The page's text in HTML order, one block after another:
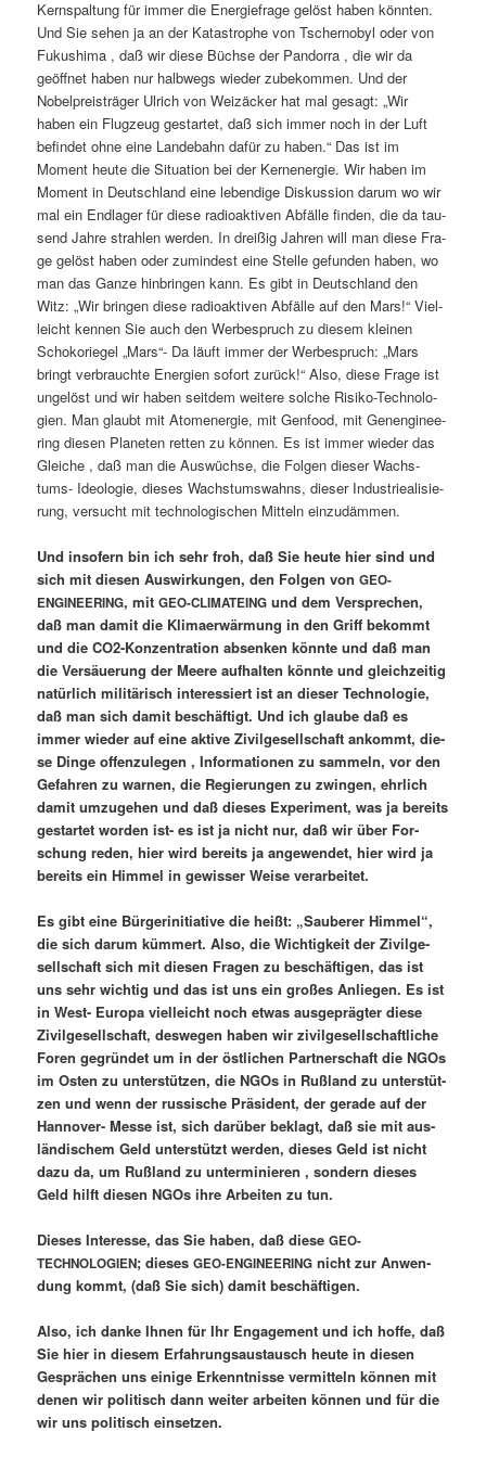
Kern­spal­tung für immer die Ener­gie­fra­ge gelöst haben könn­ten.
Und Sie sehen ja an der Kata­stro­phe von Tscher­no­byl oder von
Fuku­shi­ma , daß wir die­se Büch­se der Pan­dor­ra , die wir da
geöff­net haben nur halb­wegs wie­der zube­kom­men. Und der
Nobel­preis­trä­ger Ulrich von Weiz­äcker hat mal gesagt: „Wir
haben ein Flug­zeug gestar­tet, daß sich immer noch in der Luft
befin­det ohne eine Lan­de­bahn dafür zu haben.“ Das ist im
Moment heu­te die Situa­ti­on bei der Kern­ener­gie. Wir haben im
Moment in Deutsch­land eine leben­di­ge Dis­kus­si­on dar­um wo wir
mal ein End­la­ger für die­se radio­ak­ti­ven Abfäl­le fin­den, die da tau­
send Jah­re strah­len wer­den. In drei­ßig Jah­ren will man die­se Fra­
ge gelöst haben oder zumin­dest eine Stel­le gefun­den haben, wo
man das Gan­ze hin­brin­gen kann. Es gibt in Deutsch­land den
Witz: „Wir brin­gen die­se radio­ak­ti­ven Abfäl­le auf den Mars!“ Viel­
leicht ken­nen Sie auch den Wer­be­spruch zu die­sem klei­nen
Scho­ko­rie­gel „Mars“- Da läuft immer der Wer­be­spruch: „Mars
bringt ver­brauch­te Ener­gien sofort zurück!“ Also, die­se Fra­ge ist
unge­löst und wir haben seit­dem wei­te­re sol­che Risi­ko-Tech­no­lo­
gien. Man glaubt mit Atom­ener­gie, mit Gen­food, mit Genen­gi­nee­
ring die­sen Pla­ne­ten ret­ten zu kön­nen. Es ist immer wie­der das
Glei­che , daß man die Aus­wüch­se, die Fol­gen die­ser Wachs­
tums- Ideo­lo­gie, die­ses Wachs­tums­wahns, die­ser Indus­trie­ali­sie­
rung, ver­sucht mit tech­no­lo­gi­schen Mit­teln einzudämmen.
Und inso­fern bin ich sehr froh, daß Sie heu­te hier sind und
sich mit die­sen Aus­wir­kun­gen, den Fol­gen vonGEO-
ENGINEERING, mitGEO-CLIMATEING und dem Ver­spre­chen,
daß man damit die Kli­ma­er­wär­mung in den Griff bekommt
und die CO2-Kon­zen­tra­ti­on absen­ken könn­te und daß man
die Ver­säue­rung der Mee­re auf­hal­ten könn­te und gleich­zei­tig
natür­lich mili­tä­risch inter­es­siert ist an die­ser Tech­no­lo­gie,
daß man sich damit beschäf­tigt. Und ich glau­be daß es
immer wie­der auf eine akti­ve Zivil­ge­sell­schaft ankommt, die­
se Din­ge offen­zu­le­gen , Infor­ma­tio­nen zu sam­meln, vor den
Gefah­ren zu war­nen, die Regie­run­gen zu zwin­gen, ehr­lich
damit umzu­ge­hen und daß die­ses Expe­ri­ment, was ja bereits
gestar­tet wor­den ist- es ist ja nicht nur, daß wir über For­
schung reden, hier wird bereits ja ange­wen­det, hier wird ja
bereits ein Him­mel in gewis­ser Wei­se verarbeitet.
Es gibt eine Bür­ger­initia­ti­ve die heißt: „Sau­be­rer Him­mel“,
die sich dar­um küm­mert. Also, die Wich­tig­keit der Zivil­ge­
sell­schaft sich mit die­sen Fra­gen zu beschäf­ti­gen, das ist
uns sehr wich­tig und das ist uns ein gro­ßes Anlie­gen. Es ist
in West- Euro­pa viel­leicht noch etwas aus­ge­präg­ter die­se
Zivil­ge­sell­schaft, des­we­gen haben wir zivil­ge­sell­schaft­li­che
Foren gegrün­det um in der öst­li­chen Part­ner­schaft die NGOs
im Osten zu unter­stüt­zen, die NGOs in Ruß­land zu unter­stüt­
zen und wenn der rus­si­sche Prä­si­dent, der gera­de auf der
Han­no­ver- Mes­se ist, sich dar­über beklagt, daß sie mit aus­
län­di­schem Geld unter­stützt wer­den, die­ses Geld ist nicht
dazu da, um Ruß­land zu unter­mi­nie­ren , son­dern die­ses
Geld hilft die­sen NGOs ihre Arbei­ten zu tun.
Die­ses Inter­es­se, das Sie haben, daß die­seGEO-
TECHNOLOGIEN; die­sesGEO-ENGINEERING nicht zur Anwen­
dung kommt, (daß Sie sich) damit beschäftigen.
Also, ich dan­ke Ihnen für Ihr Enga­ge­ment und ich hof­fe, daß
Sie hier in die­sem Erfah­rungs­aus­tausch heu­te in die­sen
Gesprä­chen uns eini­ge Erkennt­nis­se ver­mit­teln kön­nen mit
denen wir poli­tisch dann wei­ter arbei­ten kön­nen und für die
wir uns poli­tisch einsetzen.